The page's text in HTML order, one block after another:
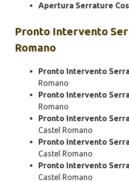
Apertura Serrature
Pronto Intervento
Romano
Pronto Intervento
Romano
Pronto Intervento
Romano
Pronto Intervento
Castel Romano
Pronto Intervento
Castel Romano
Pronto Intervento
Castel Romano